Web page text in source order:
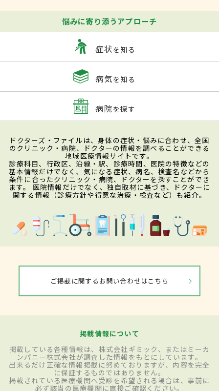
悩みに寄り添うアプローチ
症状を知る
病気を知る
病院を探す
ドクターズ・ファイルは、身体の症状・悩みに合わせ、全国
のクリニック・病院、ドクターの情報を調べることができる
地域医療情報サイトです。
診療科目、行政区、沿線・駅、診療時間、医院の特徴などの
基本情報だけでなく、気になる症状、病名、検査名などから
条件に合ったクリニック・病院、ドクターを探すことができ
ます。 医院情報だけでなく、独自取材に基づき、ドクターに
関する情報（診療方針や得意な治療・検査など）も紹介。
ご掲載に関するお問い合わせはこちら
掲載情報について
掲載している各種情報は、株式会社ギミック、またはミーカ
ンパニー株式会社が調査した情報をもとにしています。
出来るだけ正確な情報掲載に努めておりますが、内容を完全
に保証するものではありません。
掲載されている医療機関へ受診を希望される場合は、事前に
必ず該当の医療機関に直接ご確認ください。